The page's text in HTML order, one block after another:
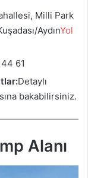
Milli Park
AydınYol
61
Detaylı
bakabilirsiniz.
Alanı